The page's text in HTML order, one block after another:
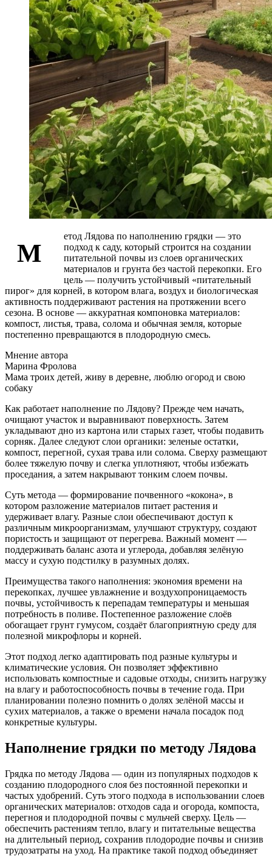
М
етод Лядова по наполнению грядки — это
подход к саду, который строится на создании
питательной почвы из слоев органических
материалов и грунта без частой перекопки. Его
цель — получить устойчивый «питательный
пирог» для корней, в котором влага, воздух и биологическая
активность поддерживают растения на протяжении всего
сезона. В основе — аккуратная компоновка материалов:
компост, листья, трава, солома и обычная земля, которые
постепенно превращаются в плодородную смесь.
Мнение автора
Марина Фролова
Мама троих детей, живу в деревне, люблю огород и свою
собаку
Как работает наполнение по Лядову? Прежде чем начать,
очищают участок и выравнивают поверхность. Затем
укладывают дно из картона или старых газет, чтобы подавить
сорняк. Далее следуют слои органики: зеленые остатки,
компост, перегной, сухая трава или солома. Сверху размещают
более тяжелую почву и слегка уплотняют, чтобы избежать
проседания, а затем накрывают тонким слоем почвы.
Суть метода — формирование почвенного «кокона», в
котором разложение материалов питает растения и
удерживает влагу. Разные слои обеспечивают доступ к
различным микроорганизмам, улучшают структуру, создают
пористость и защищают от перегрева. Важный момент —
поддерживать баланс азота и углерода, добавляя зелёную
массу и сухую подстилку в разумных долях.
Преимущества такого наполнения: экономия времени на
перекопках, лучшее увлажнение и воздухопроницаемость
почвы, устойчивость к перепадам температуры и меньшая
потребность в поливе. Постепенное разложение слоёв
обогащает грунт гумусом, создаёт благоприятную среду для
полезной микрофлоры и корней.
Этот подход легко адаптировать под разные культуры и
климатические условия. Он позволяет эффективно
использовать компостные и садовые отходы, снизить нагрузку
на влагу и работоспособность почвы в течение года. При
планировании полезно помнить о долях зелёной массы и
сухих материалов, а также о времени начала посадок под
конкретные культуры.
Наполнение грядки по методу Лядова
Грядка по методу Лядова — один из популярных подходов к
созданию плодородного слоя без постоянной перекопки и
частых удобрений. Суть этого подхода в использовании слоев
органических материалов: отходов сада и огорода, компоста,
перегноя и плодородной почвы с мульчей сверху. Цель —
обеспечить растениям тепло, влагу и питательные вещества
на длительный период, сохранив плодородие почвы и снизив
трудозатраты на уход. На практике такой подход объединяет